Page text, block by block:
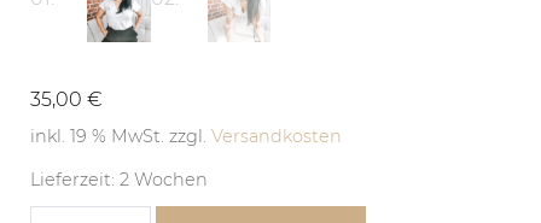
35,00 €
inkl. 19 % MwSt. zzgl. Versandkosten
Lieferzeit: 2 Wochen